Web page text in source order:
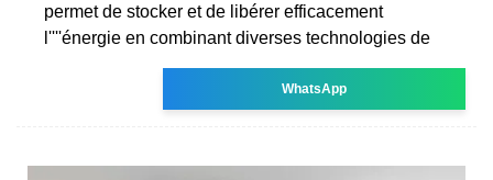
permet de stocker et de libérer efficacement
l''''énergie en combinant diverses technologies de
WhatsApp